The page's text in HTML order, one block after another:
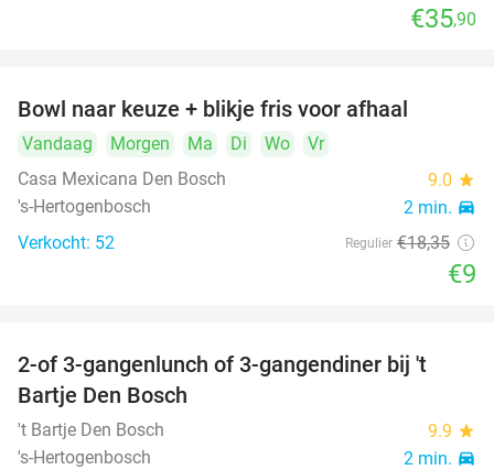
€35,90
Bowl naar keuze + blikje fris voor afhaal
Vandaag Morgen Ma Di Wo
Vr
Casa Mexicana Den Bosch
9.0 star
's-Hertogenbosch 2 min. directions_car
Verkocht: 52 Regulier €18,35
€9
35%
2-of 3-gangenlunch of 3-gangendiner bij 't
Bartje Den Bosch
't Bartje Den Bosch 9.9 star
's-Hertogenbosch 2 min. directions_car